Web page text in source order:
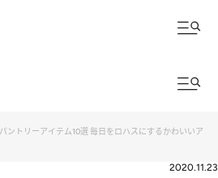
ントリーアイテム10選 毎日をロハスにするかわいいア
2020.11.23